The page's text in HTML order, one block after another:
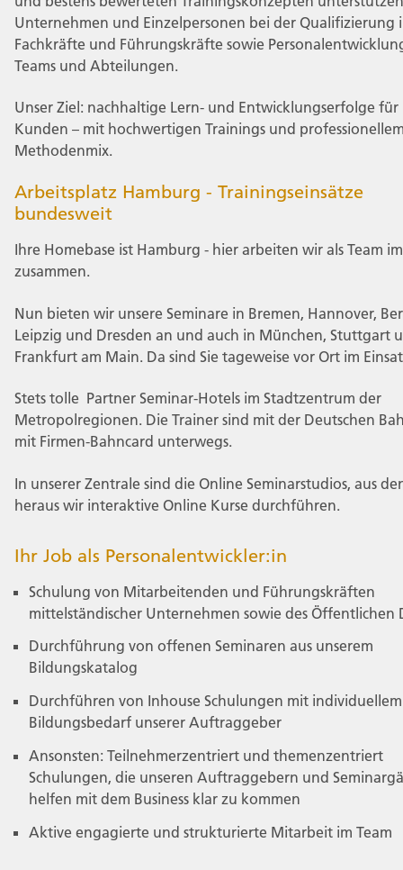
Unternehmen und Einzelpersonen bei der Qualifizierung
Fachkräfte und Führungskräfte sowie
Teams und Abteilungen.
Unser Ziel: nachhaltige Lern- und Entwicklungserfolge für
Kunden – mit hochwertigen Trainings und
Methodenmix.
Arbeitsplatz Hamburg - Trainingseinsätze
bundesweit
Ihre Homebase ist Hamburg - hier arbeiten wir als Team
zusammen.
Nun bieten wir unsere Seminare in Bremen, Hannover,
Leipzig und Dresden an und auch in München, Stuttgart
Frankfurt am Main. Da sind Sie tageweise vor Ort im
Stets tolle Partner Seminar-Hotels im Stadtzentrum der
Metropolregionen. Die Trainer sind mit der Deutschen
mit Firmen-Bahncard unterwegs.
In unserer Zentrale sind die Online Seminarstudios, aus
heraus wir interaktive Online Kurse durchführen.
Ihr Job als Personalentwickler:in
Schulung von Mitarbeitenden und Führungskräften
mittelständischer Unternehmen sowie des Öffentlichen
Durchführung von offenen Seminaren aus unserem
Bildungskatalog
Durchführen von Inhouse Schulungen mit individuellem
Bildungsbedarf unserer Auftraggeber
Ansonsten: Teilnehmerzentriert und themenzentriert
Schulungen, die unseren Auftraggebern und
helfen mit dem Business klar zu kommen
Aktive engagierte und strukturierte Mitarbeit im Team